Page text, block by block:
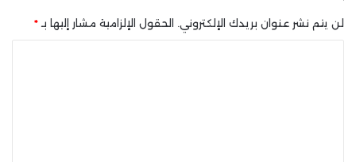
لن يتم نشر عنوان بريدك الإلكتروني. الحقول الإلزامية مشار إليها بـ*